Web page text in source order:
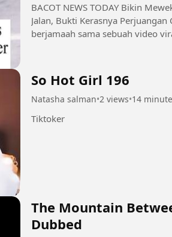
BACOT NEWS TODAY Bikin Mewek! Momen Haru Driver Ojol Punguti Beras Tumpah di Tengah
Jalan, Bukti Kerasnya Perjuangan Cari Nafkah 🥺🍚 Jagat
berjamaah sama sebuah video
So Hot Girl 196
Natasha salman•2 views•14
Tiktoker
The Mountain
Dubbed